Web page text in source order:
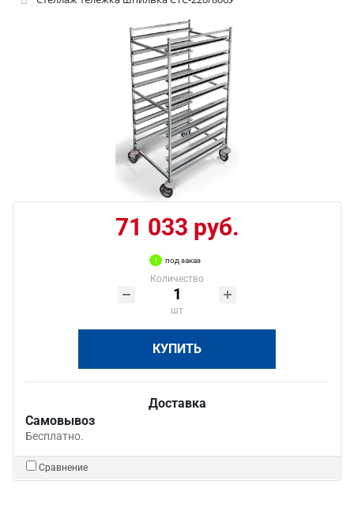
71 033 руб.
под заказ
Количество
шт
КУПИТЬ
Доставка
Самовывоз
Бесплатно.
Сравнение